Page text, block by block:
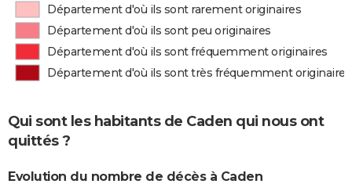
Département d'où ils sont rarement originaires
Département d'où ils sont peu originaires
Département d'où ils sont fréquemment originaires
Département d'où ils sont très fréquemment originaires
Qui sont les habitants de Caden qui nous ont
quittés ?
Evolution du nombre de décès à Caden